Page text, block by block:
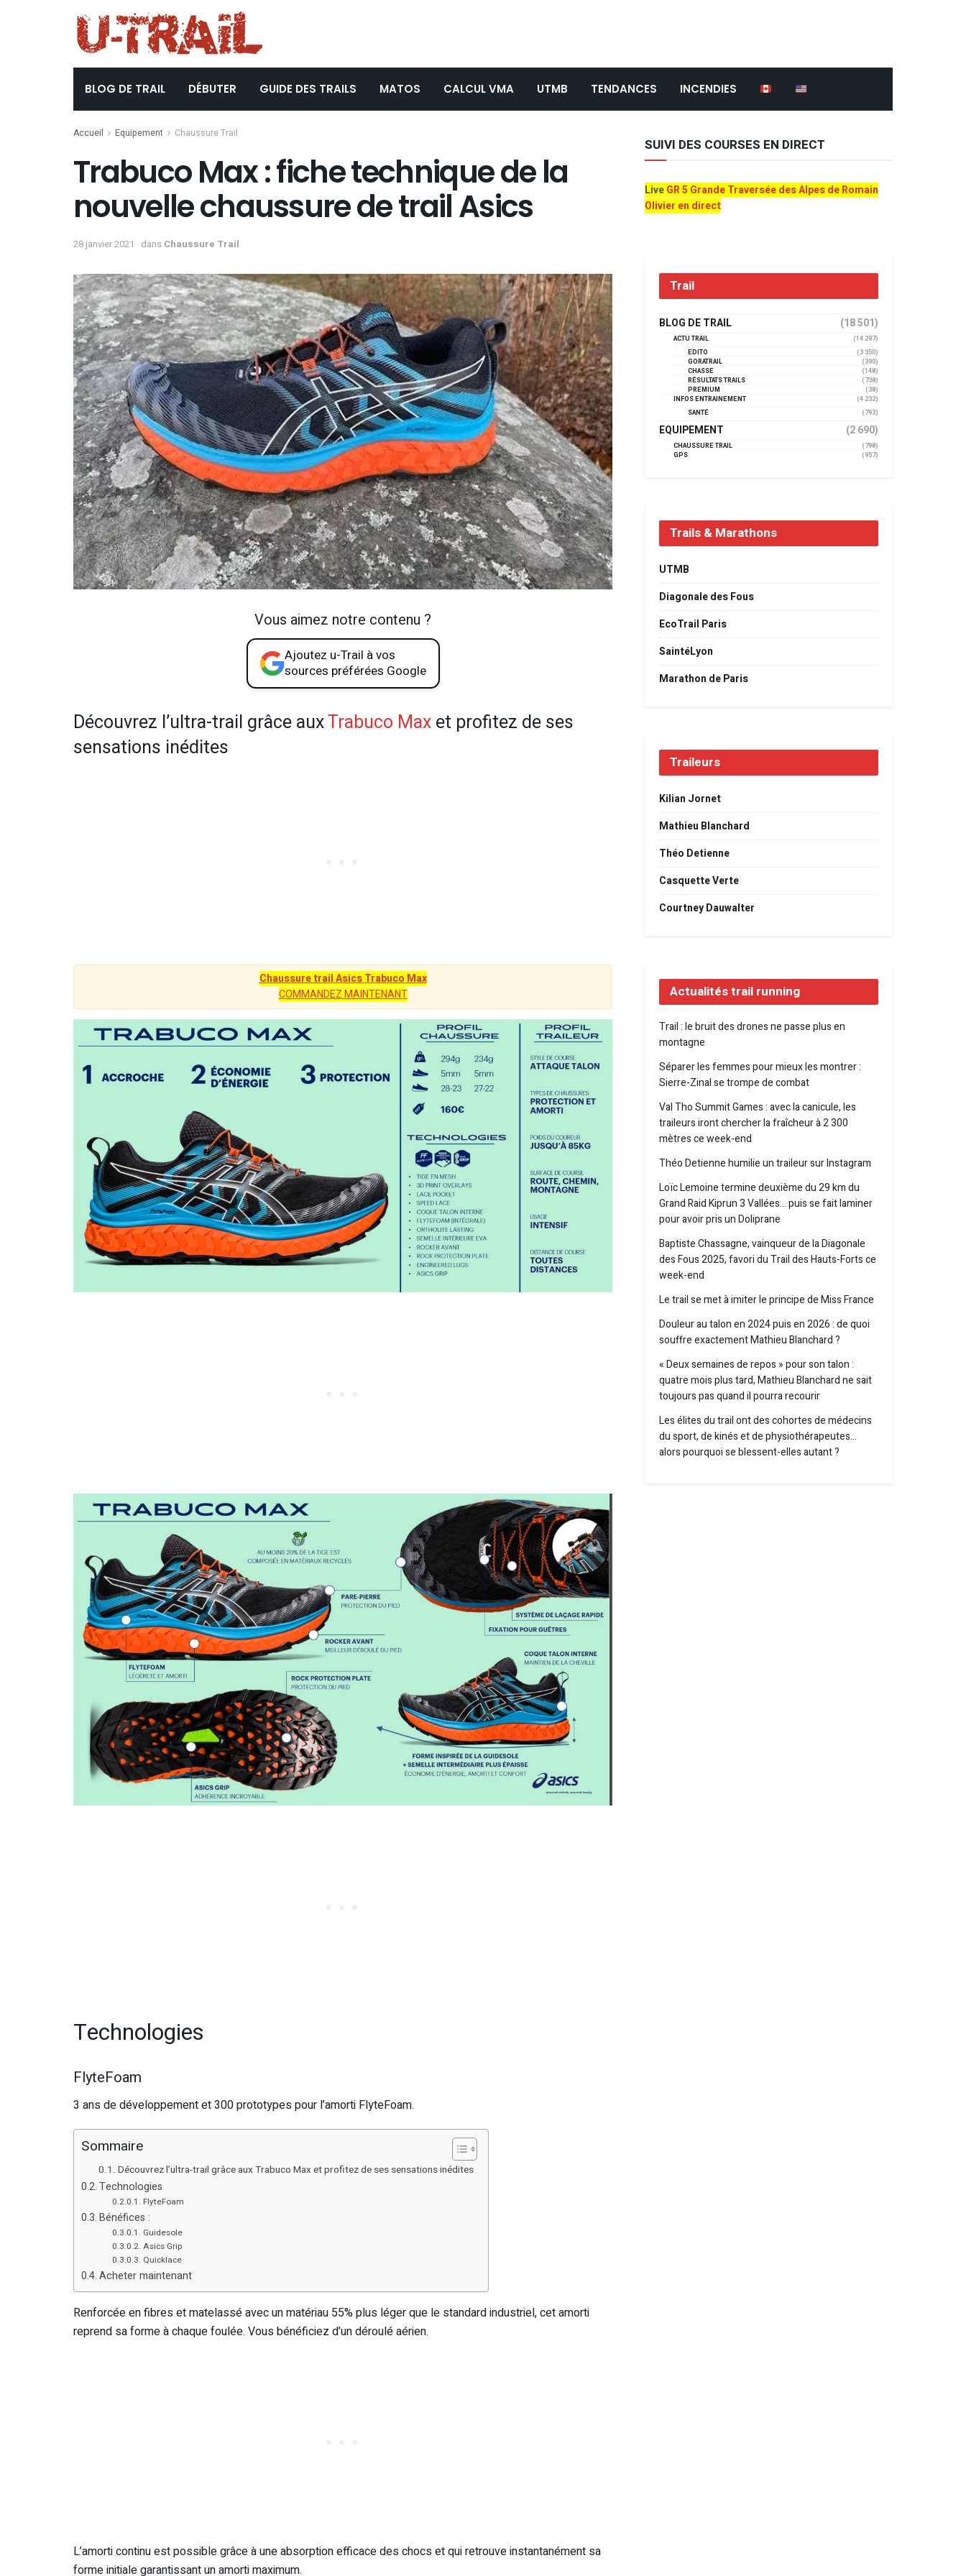
BLOG DE TRAIL DÉBUTER GUIDE DES TRAILS MATOS CALCUL VMA UTMB TENDANCES INCENDIES
Accueil Equipement Chaussure Trail
Trabuco Max : fiche technique de la
nouvelle chaussure de trail Asics
28 janvier 2021 dans Chaussure Trail
Vous aimez notre contenu ?
Ajoutez u-Trail à vos
sources préférées Google
Découvrez l’ultra-trail grâce auxTrabuco Maxet profitez de ses
sensations inédites
Chaussure trail Asics Trabuco Max
COMMANDEZ MAINTENANT
Technologies
FlyteFoam
3 ans de développement et 300 prototypes pour l’amorti FlyteFoam.
Sommaire
Découvrez l’ultra-trail grâce aux Trabuco Max et profitez de ses sensations inédites
Technologies
FlyteFoam
Bénéfices :
Guidesole
Asics Grip
Quicklace
Acheter maintenant
Renforcée en fibres et matelassé avec un matériau 55% plus léger que le standard industriel, cet amorti
reprend sa forme à chaque foulée. Vous bénéficiez d’un déroulé aérien.
L’amorti continu est possible grâce à une absorption efficace des chocs et qui retrouve instantanément sa
forme initiale garantissant un amorti maximum.
SUIVI DES COURSES EN DIRECT
LiveGR 5 Grande Traversée des Alpes de Romain
Olivier en direct
Trail
BLOG DE TRAIL (18 501)
ACTU TRAIL
(14 297)
EDITO
(3 350)
GORATRAIL
(390)
CHASSE
(148)
RÉSULTATS TRAILS
(738)
PREMIUM
(38)
INFOS ENTRAINEMENT
(4 232)
SANTÉ
(793)
EQUIPEMENT (2 690)
CHAUSSURE TRAIL
(798)
GPS
(957)
Trails & Marathons
UTMB
Diagonale des Fous
EcoTrail Paris
SaintéLyon
Marathon de Paris
Traileurs
Kilian Jornet
Mathieu Blanchard
Théo Detienne
Casquette Verte
Courtney Dauwalter
Actualités trail running
Trail : le bruit des drones ne passe plus en
montagne
Séparer les femmes pour mieux les montrer :
Sierre-Zinal se trompe de combat
Val Tho Summit Games : avec la canicule, les
traileurs iront chercher la fraîcheur à 2 300
mètres ce week-end
Théo Detienne humilie un traileur sur Instagram
Loïc Lemoine termine deuxième du 29 km du
Grand Raid Kiprun 3 Vallées… puis se fait laminer
pour avoir pris un Doliprane
Baptiste Chassagne, vainqueur de la Diagonale
des Fous 2025, favori du Trail des Hauts-Forts ce
week-end
Le trail se met à imiter le principe de Miss France
Douleur au talon en 2024 puis en 2026 : de quoi
souffre exactement Mathieu Blanchard ?
« Deux semaines de repos » pour son talon :
quatre mois plus tard, Mathieu Blanchard ne sait
toujours pas quand il pourra recourir
Les élites du trail ont des cohortes de médecins
du sport, de kinés et de physiothérapeutes…
alors pourquoi se blessent-elles autant ?